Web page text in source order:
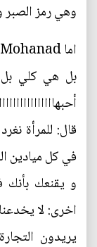
وهي رمز الصبر
بل هي كلي بل
قال: للمرأة
في كل ميادين
و يقنعك
اخرى: لا
يريدون